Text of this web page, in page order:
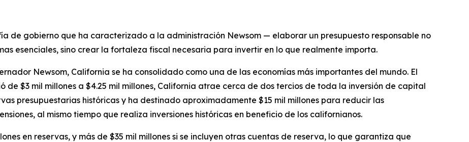
de gobierno que ha caracterizado a la administración Newsom — elaborar un presupuesto responsable no
esenciales, sino crear la fortaleza fiscal necesaria para invertir en lo que realmente importa.
Newsom, California se ha consolidado como una de las economías más importantes del mundo. El
$3 mil millones a $4.25 mil millones, California atrae cerca de dos tercios de toda la inversión de capital
presupuestarias históricas y ha destinado aproximadamente $15 mil millones para reducir las
al mismo tiempo que realiza inversiones históricas en beneficio de los californianos.
en reservas, y más de $35 mil millones si se incluyen otras cuentas de reserva, lo que garantiza que